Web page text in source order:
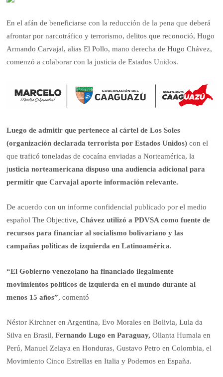
En el afán de beneficiarse con la reducción de la pena que deberá
afrontar por narcotráfico y terrorismo, delitos que reconoció, Hugo
Armando Carvajal, alias El Pollo, mano derecha de Hugo Chávez,
comenzó a colaborar con la justicia de Estados Unidos.
Luego de admitir que pertenece al cártel de Los Soles
(organización declarada terrorista por Estados Unidos) con el
que traficó toneladas de cocaína enviadas a Norteamérica, la
justicia norteamericana dispuso una audiencia adicional para
permitir que Carvajal aporte información relevante.
De acuerdo con un informe confidencial publicado por el medio
español The Objective, Chávez utilizó a PDVSA como fuente de
recursos para financiar al socialismo bolivariano y las
campañas políticas de izquierda en Latinoamérica.
“El Gobierno venezolano ha financiado ilegalmente
movimientos políticos de izquierda en el mundo durante al
menos 15 años”, comentó
Néstor Kirchner en Argentina, Evo Morales en Bolivia, Lula da
Silva en Brasil,Fernando Lugo en Paraguay, Ollanta Humala en
Perú, Manuel Zelaya en Honduras, Gustavo Petro en Colombia, el
Movimiento Cinco Estrellas en Italia y Podemos en España.